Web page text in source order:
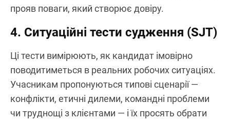
прояв поваги, який створює довіру.
4. Ситуаційні тести судження (SJT)
Ці тести вимірюють, як кандидат імовірно
поводитиметься в реальних робочих ситуаціях.
Учасникам пропонуються типові сценарії —
конфлікти, етичні дилеми, командні проблеми
чи труднощі з клієнтами — і їх просять обрати